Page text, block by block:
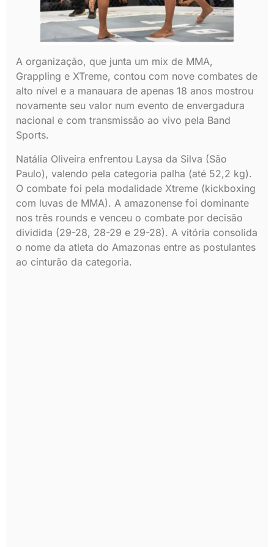
A organização, que junta um mix de MMA,
Grappling e XTreme, contou com nove combates de
alto nível e a manauara de apenas 18 anos mostrou
novamente seu valor num evento de envergadura
nacional e com transmissão ao vivo pela Band
Sports.
Natália Oliveira enfrentou Laysa da Silva (São
Paulo), valendo pela categoria palha (até 52,2 kg).
O combate foi pela modalidade Xtreme (kickboxing
com luvas de MMA). A amazonense foi dominante
nos três rounds e venceu o combate por decisão
dividida (29-28, 28-29 e 29-28). A vitória consolida
o nome da atleta do Amazonas entre as postulantes
ao cinturão da categoria.